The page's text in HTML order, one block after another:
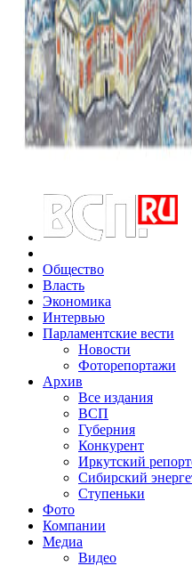
Общество
Власть
Экономика
Интервью
Парламентские вести
Новости
Фоторепортажи
Архив
Все издания
ВСП
Губерния
Конкурент
Иркутский
Сибирский
Ступеньки
Фото
Компании
Медиа
Видео